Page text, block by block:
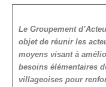
Le Groupement
objet de réunir les
moyens visant à
besoins élémentaires
villageoises pour